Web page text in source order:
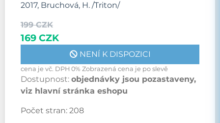
2017, Bruchová, H. /Triton/
199 CZK
169 CZK
NENÍ K DISPOZICI
cena je vč. DPH 0% Zobrazená cena je po slevě
Dostupnost: objednávky jsou pozastaveny,
viz hlavní stránka eshopu
Počet stran: 208